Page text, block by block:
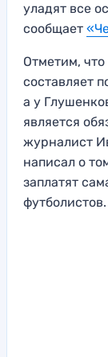
уладят все
сообщает
Отметим,
составляет
а у
является
журналист
написал о
заплатят
футболистов.